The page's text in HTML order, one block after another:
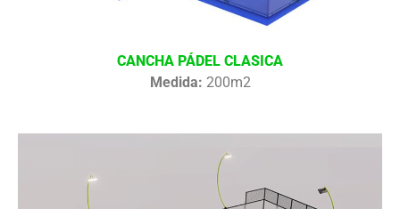
CANCHA PÁDEL CLASICA
Medida: 200m2